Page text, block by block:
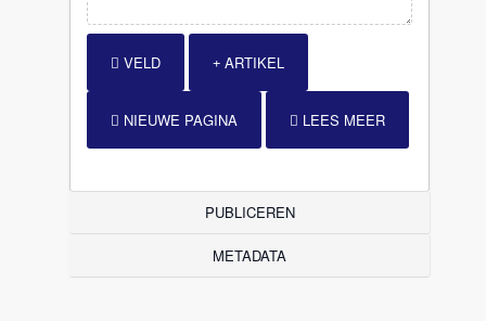
VELD ARTIKEL
NIEUWE PAGINA LEES MEER
PUBLICEREN
METADATA